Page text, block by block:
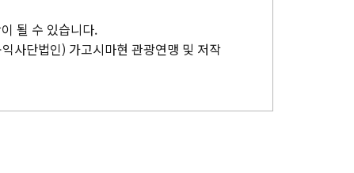
될 수 있습니다.
사단법인) 가고시마현 관광연맹 및 저작